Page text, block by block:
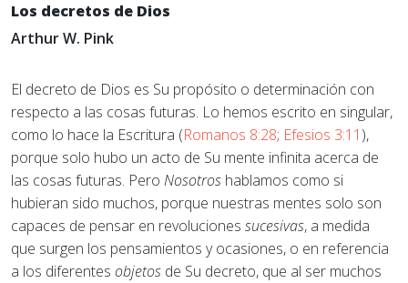
Los decretos de Dios
Arthur W. Pink
El decreto de Dios es Su propósito o determinación con
respecto a las cosas futuras. Lo hemos escrito en singular,
como lo hace la Escritura (Romanos 8:28; Efesios 3:11 ),
porque solo hubo un acto de Su mente infinita acerca de
las cosas futuras. Pero Nosotros hablamos como si
hubieran sido muchos, porque nuestras mentes solo son
capaces de pensar en revoluciones sucesivas, a medida
que surgen los pensamientos y ocasiones, o en referencia
a los diferentes objetos de Su decreto, que al ser muchos